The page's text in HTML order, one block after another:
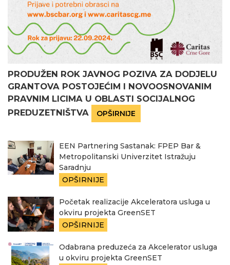
PRODUŽEN ROK JAVNOG POZIVA ZA DODJELU
GRANTOVA POSTOJEĆIM I NOVOOSNOVANIM
PRAVNIM LICIMA U OBLASTI SOCIJALNOG
PREDUZETNIŠTVA
OPŠIRNIJE
EEN Partnering Sastanak: FPEP Bar &
Metropolitanski Univerzitet Istražuju
Saradnju
OPŠIRNIJE
Početak realizacije Akceleratora usluga u
okviru projekta GreenSET
OPŠIRNIJE
Odabrana preduzeća za Akcelerator usluga
u okviru projekta GreenSET